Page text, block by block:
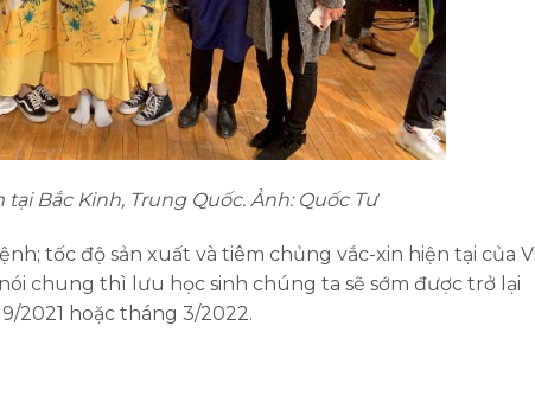
Bắc Kinh, Trung Quốc. Ảnh: Quốc Tư
tốc độ sản xuất và tiêm chủng vắc-xin hiện tại của
chung thì lưu học sinh chúng ta sẽ sớm được trở lại
2021 hoặc tháng 3/2022.